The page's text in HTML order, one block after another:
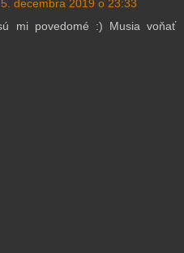
5. decembra 2019 o 23:33
mi povedomé :) Musia voňať